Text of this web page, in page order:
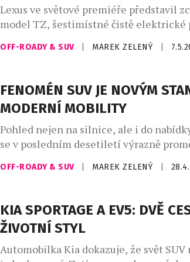
Lexus ve světové premiéře představil
model TZ, šestimístné čistě elektrické
SUV, které zkoumá nové obzory v
pohodlí i potěšení z jízdy. Model TZ,
základě konceptu Driving Lounge, tedy
splynutí kabiny skýtající relaxační
dynamickými jízdními schopnostmi.
OFF-ROADY & SUV MAREK ZELENÝ
FENOMÉN SUV JE NOVÝM
MODERNÍ MOBILITY
Pohled nejen na silnice, ale i do nabídky
se v posledním desetiletí výrazně
sedany a hatchbacky postupně ztrácejí
trhu ve prospěch SUV. To, co začalo jako
doslova zaplnilo ulice nejen evropských
statistik tvoří vozy kategorie SUV a
polovinu všech […]
OFF-ROADY & SUV MAREK ZELENÝ
KIA SPORTAGE A EV5: DVĚ
ŽIVOTNÍ STYL
Automobilka Kia dokazuje, že svět SUV